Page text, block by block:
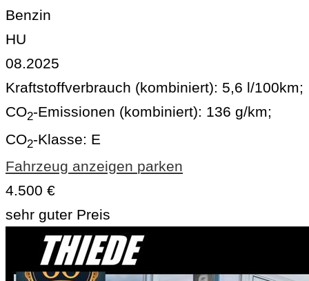
Benzin
HU
08.2025
Kraftstoffverbrauch (kombiniert): 5,6 l/100km;
CO2-Emissionen (kombiniert): 136 g/km;
CO2-Klasse: E
Fahrzeug anzeigen parken
4.500 €
sehr guter Preis